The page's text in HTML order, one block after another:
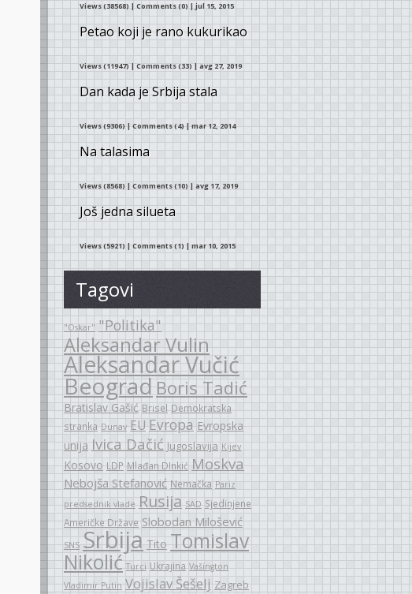
Views (38568)|Comments (0)| jul 15, 2015
Petao koji je rano kukurikao
Views (11947)|Comments (33)| avg 27, 2019
Dan kada je Srbija stala
Views (9306)|Comments (4)| mar 12, 2014
Na talasima
Views (8568) | Comments (10) | avg 17, 2019
Još jedna silueta
Views (5921)|Comments (1)| mar 10, 2015
Tagovi
"Oskar" "Politika"
Aleksandar Vulin
Aleksandar Vučić
BeogradBoris Tadić
Bratislav Gašić Brisel Demokratska
stranka Dunav EU Evropa Evropska
unija Ivica Dačić Jugoslavija Kijev
Kosovo LDP Mlađan DInkić Moskva
Nebojša Stefanović Nemačka Pariz
predsednik vlade Rusija SAD Sjedinjene
Američke Države Slobodan Milošević
SNS Srbija Tito Tomislav
Nikolić Turci Ukrajina Vašington
Vladimir Putin Vojislav Šešelj Zagreb